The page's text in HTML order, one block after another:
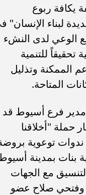
يكافة ربوع
لبناء الإنسان"
الوعي لدى النشء
تحقيقاً للتنمية
سبل الدعم الممكنة وتذليل
المتاحة.
فرع أسيوط قد
حملة "أخلاقنا
ندوات توعوية
بنات بمدينة
مع الجهات
وفتحي صلاح عضو
الحامل على التحكم
نصائح مهمة أثناء...